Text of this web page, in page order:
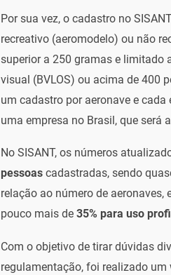
Por sua vez, o cadastro no
recreativo (aeromodelo) ou não
superior a 250 gramas e limitado
visual (BVLOS) ou acima de 400
um cadastro por aeronave e
uma empresa no Brasil, que será
No SISANT, os números
pessoascadastradas, sendo
relação ao número de aeronaves,
pouco mais de 35% para uso
Com o objetivo de tirar dúvidas
regulamentação, foi realizado